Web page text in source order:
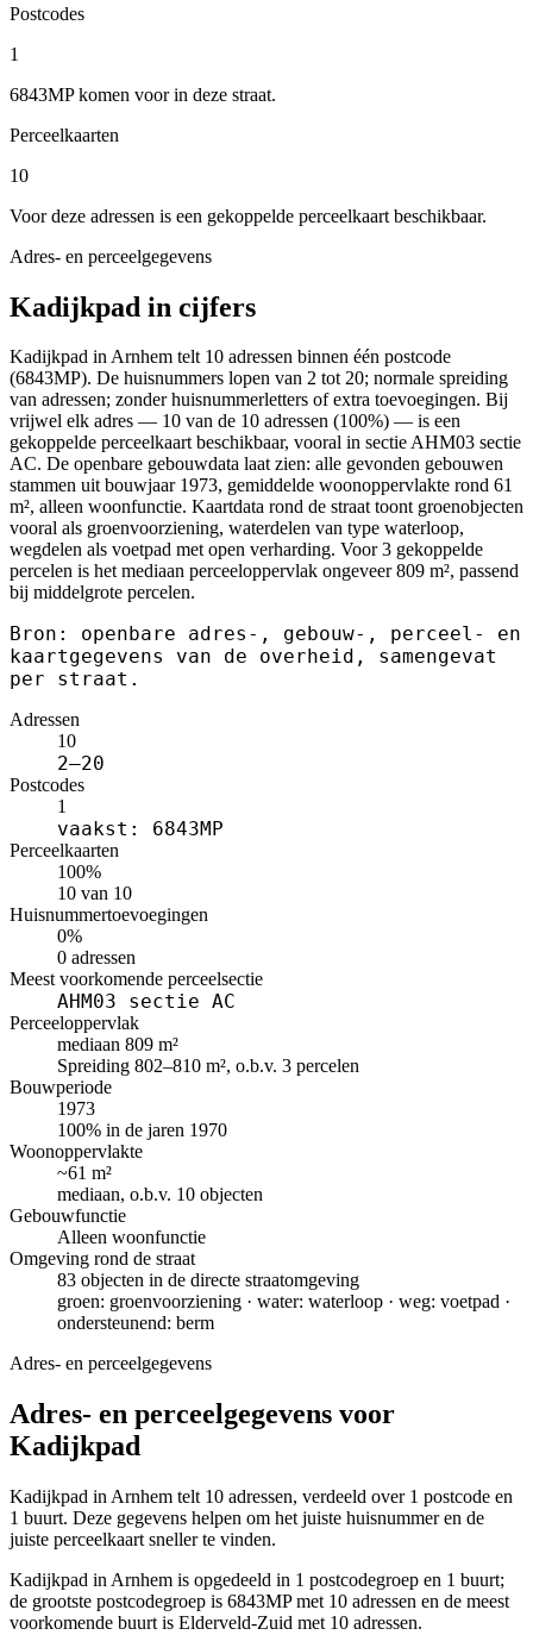
Postcodes
1
6843MP komen voor in deze straat.
Perceelkaarten
10
Voor deze adressen is een gekoppelde perceelkaart beschikbaar.
Adres- en perceelgegevens
Kadijkpad in cijfers
Kadijkpad in Arnhem telt 10 adressen binnen één postcode
(6843MP). De huisnummers lopen van 2 tot 20; normale spreiding
van adressen; zonder huisnummerletters of extra toevoegingen. Bij
vrijwel elk adres — 10 van de 10 adressen (100%) — is een
gekoppelde perceelkaart beschikbaar, vooral in sectie AHM03 sectie
AC. De openbare gebouwdata laat zien: alle gevonden gebouwen
stammen uit bouwjaar 1973, gemiddelde woonoppervlakte rond 61
m², alleen woonfunctie. Kaartdata rond de straat toont groenobjecten
vooral als groenvoorziening, waterdelen van type waterloop,
wegdelen als voetpad met open verharding. Voor 3 gekoppelde
percelen is het mediaan perceeloppervlak ongeveer 809 m², passend
bij middelgrote percelen.
Bron: openbare adres-, gebouw-, perceel- en
kaartgegevens van de overheid, samengevat
per straat.
Adressen
10
2–20
Postcodes
1
vaakst: 6843MP
Perceelkaarten
100%
10 van 10
Huisnummertoevoegingen
0%
0 adressen
Meest voorkomende perceelsectie
AHM03 sectie AC
Perceeloppervlak
mediaan 809 m²
Spreiding 802–810 m², o.b.v. 3 percelen
Bouwperiode
1973
100% in de jaren 1970
Woonoppervlakte
~61 m²
mediaan, o.b.v. 10 objecten
Gebouwfunctie
Alleen woonfunctie
Omgeving rond de straat
83 objecten in de directe straatomgeving
groen: groenvoorziening · water: waterloop · weg: voetpad ·
ondersteunend: berm
Adres- en perceelgegevens
Adres- en perceelgegevens voor
Kadijkpad
Kadijkpad in Arnhem telt 10 adressen, verdeeld over 1 postcode en
1 buurt. Deze gegevens helpen om het juiste huisnummer en de
juiste perceelkaart sneller te vinden.
Kadijkpad in Arnhem is opgedeeld in 1 postcodegroep en 1 buurt;
de grootste postcodegroep is 6843MP met 10 adressen en de meest
voorkomende buurt is Elderveld-Zuid met 10 adressen.